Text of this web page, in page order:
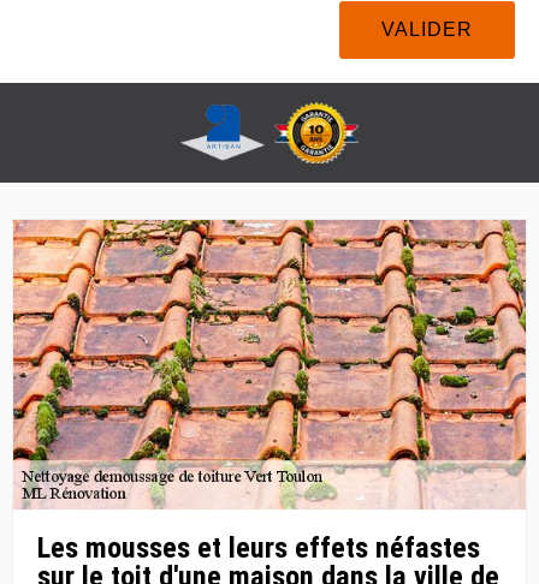
Les mousses et leurs effets néfastes
sur le toit d'une maison dans la ville de